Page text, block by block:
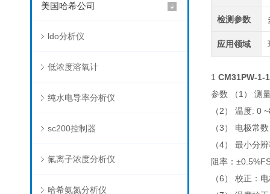
美国哈希公司
ldo分析仪
低浓度溶氧计
纯水电导率分析仪
sc200控制器
氟离子浓度分析仪
哈希氨氮分析仪
检测参数
应用领域
1 CM31PW-1-
参数 （1） 测
（2） 温度: 0
（3） 电极常
（4） 最小分
阻率：
（6） 校正：